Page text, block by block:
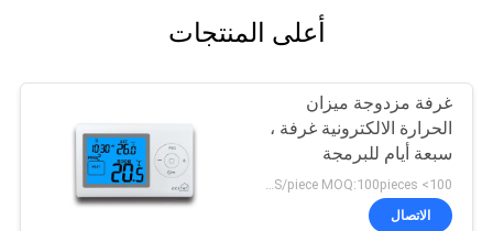
أعلى المنتجات
غرفة مزدوجة ميزان
الحرارة الالكترونية غرفة ،
سبعة أيام للبرمجة
ترموستات
100> 20US/piece MOQ:100pieces
الاتصال